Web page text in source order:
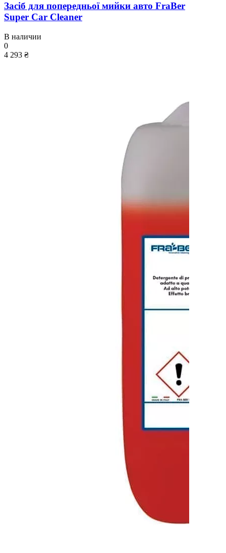
Засіб для попередньої мийки авто FraBer
Super Car Cleaner
В наличии
0
4 293 ₴